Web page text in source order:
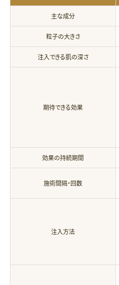
主な成分
粒子の大きさ
注入できる肌の深さ
期待できる効果
効果の持続期間
施術間隔・回数
注入方法